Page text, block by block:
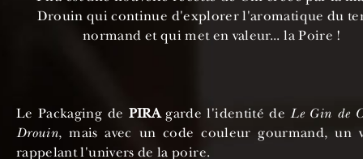
Drouin qui continue d'explorer l'aromatique du
normand et qui met en valeur... la Poire !
Le Packaging de PIRA garde l'identité deLe Gin de
Drouin, mais avec un code couleur gourmand, un
rappelant l'univers de la poire.